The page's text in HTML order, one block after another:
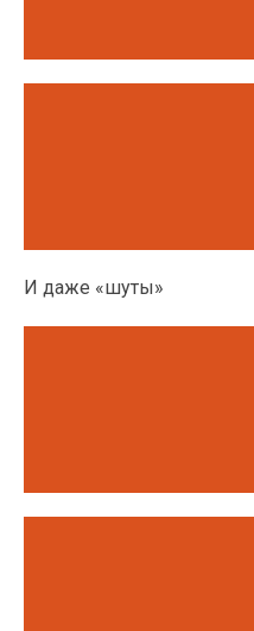
И даже «шуты»